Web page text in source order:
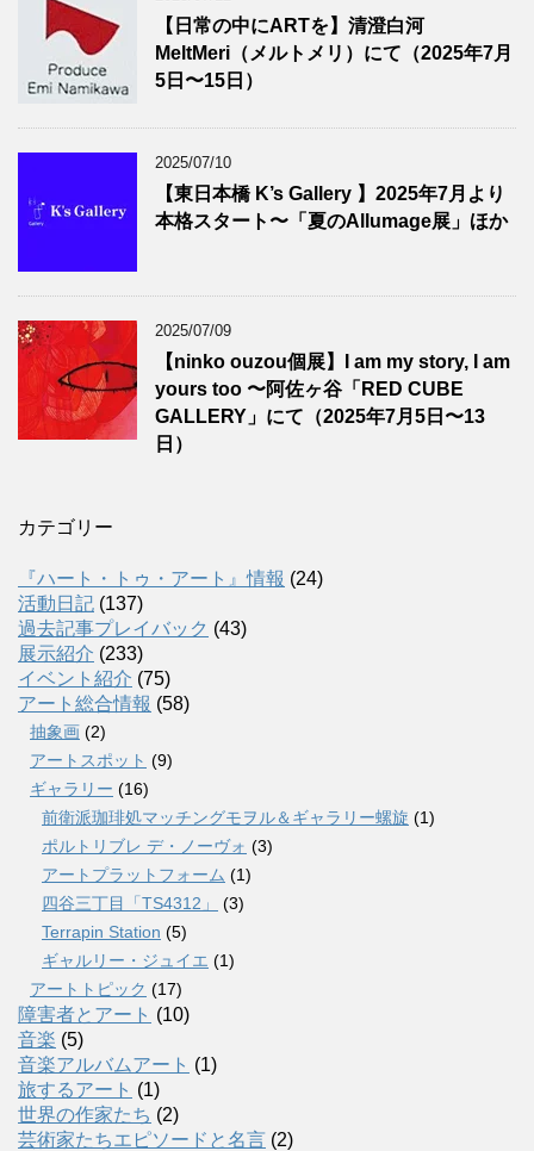
【日常の中にARTを】清澄白河
MeltMeri（メルトメリ）にて（2025年7月
5日〜15日）
2025/07/10
【東日本橋 K’s Gallery 】2025年7月より
本格スタート〜「夏のAllumage展」ほか
2025/07/09
【ninko ouzou個展】I am my story, I am
yours too 〜阿佐ヶ谷「RED CUBE
GALLERY」にて（2025年7月5日〜13
日）
カテゴリー
『ハート・トゥ・アート』情報 (24)
活動日記 (137)
過去記事プレイバック (43)
展示紹介 (233)
イベント紹介 (75)
アート総合情報 (58)
抽象画 (2)
アートスポット (9)
ギャラリー (16)
前衛派珈琲処マッチングモヲル＆ギャラリー螺旋 (1)
ポルトリブレ デ・ノーヴォ (3)
アートプラットフォーム (1)
四谷三丁目「TS4312」
(3)
Terrapin Station (5)
ギャルリー・ジュイエ (1)
アートトピック (17)
障害者とアート (10)
音楽 (5)
音楽アルバムアート (1)
旅するアート (1)
世界の作家たち (2)
芸術家たちエピソードと名言 (2)